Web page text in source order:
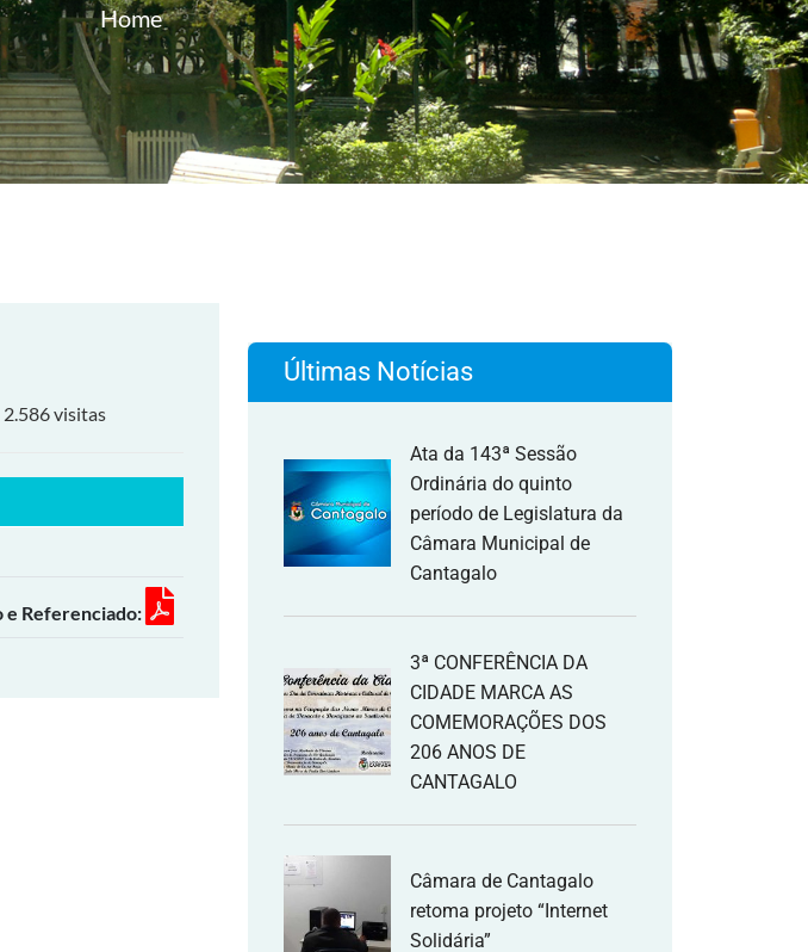
Home
2.586 visitas
e Referenciado:
Últimas Notícias
Ata da 143ª Sessão
Ordinária do quinto
período de Legislatura da
Câmara Municipal de
Cantagalo
3ª CONFERÊNCIA DA
CIDADE MARCA AS
COMEMORAÇÕES DOS
206 ANOS DE
CANTAGALO
Câmara de Cantagalo
retoma projeto “Internet
Solidária”